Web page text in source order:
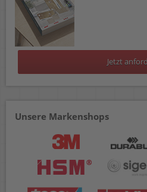
Jetzt
Unsere Markenshops